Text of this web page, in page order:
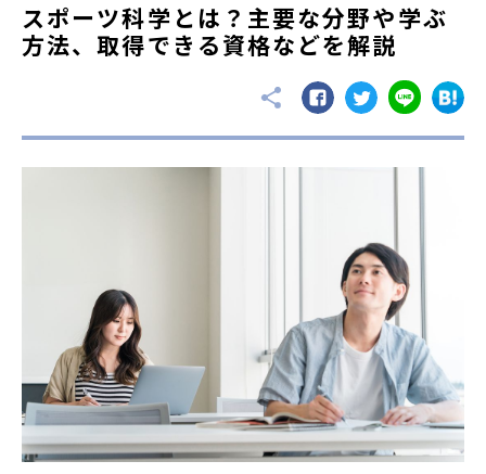
スポーツ科学とは？主要な分野や学ぶ
方法、取得できる資格などを解説